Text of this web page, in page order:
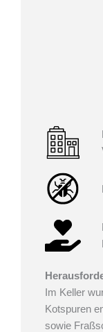
Im Keller
Kotspuren
sowie